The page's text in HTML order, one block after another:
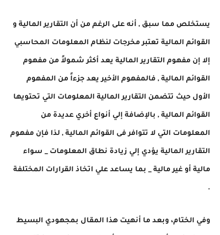
يستخلص مما سبق , أنه على الرغم من أن التقارير المالية و
القوائم المالية تعتبر مخرجات لنظام المعلومات المحاسبي
إلا إن مفهوم التقارير المالية يعد أكثر شمولاً من مفهوم
القوائم المالية , فالمفهوم الأخير يعد جزءاً من المفهوم
الأول حيث تتضمن التقارير المالية المعلومات التي تحتويها
القوائم المالية , بالإضافة إلي أنواع أخري عديدة من
المعلومات التي لا تتوافر فى القوائم المالية , لذا فإن مفهوم
التقارير المالية يؤدي إلي زيادة نطاق المعلومات _ سواء
مالية أو غير مالية _ بما يساعد علي اتخاذ القرارات المختلفة
.
وفي الختام، وبعد ما أنهيت هذا المقال بمجهودي البسيط